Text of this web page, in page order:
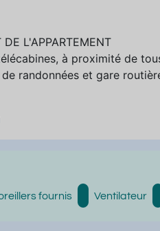
L'APPARTEMENT
à proximité de
randonnées et gare
fournis Ventilateur